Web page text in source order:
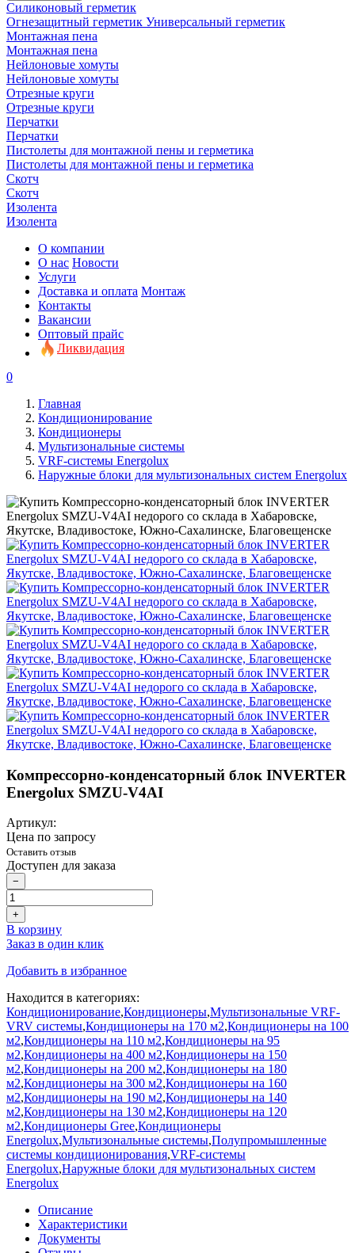
Силиконовый герметик
Огнезащитный герметик Универсальный герметик
Монтажная пена
Монтажная пена
Нейлоновые хомуты
Нейлоновые хомуты
Отрезные круги
Отрезные круги
Перчатки
Перчатки
Пистолеты для монтажной пены и герметика
Пистолеты для монтажной пены и герметика
Скотч
Скотч
Изолента
Изолента
О компании
О нас Новости
Услуги
Доставка и оплата Монтаж
Контакты
Вакансии
Оптовый прайс
Ликвидация
0
Главная
Кондиционирование
Кондиционеры
Мультизональные системы
VRF-системы Energolux
Наружные блоки для мультизональных систем Energolux
Компрессорно-конденсаторный блок INVERTER
Energolux SMZU-V4AI
Артикул:
Цена по запросу
Оставить отзыв
Доступен для заказа
−
+
В корзину
Заказ в один клик
Добавить в избранное
Находится в категориях:
Кондиционирование,Кондиционеры,Мультизональные VRF-
VRV системы,Кондиционеры на 170 м2,Кондиционеры на 100
м2,Кондиционеры на 110 м2,Кондиционеры на 95
м2,Кондиционеры на 400 м2,Кондиционеры на 150
м2,Кондиционеры на 200 м2,Кондиционеры на 180
м2,Кондиционеры на 300 м2,Кондиционеры на 160
м2,Кондиционеры на 190 м2,Кондиционеры на 140
м2,Кондиционеры на 130 м2,Кондиционеры на 120
м2,Кондиционеры Gree,Кондиционеры
Energolux,Мультизональные системы,Полупромышленные
системы кондиционирования,VRF-системы
Energolux,Наружные блоки для мультизональных систем
Energolux
Описание
Характеристики
Документы